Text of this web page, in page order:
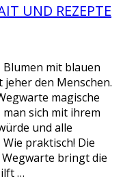
UND REZEPTE
mit blauen
den Menschen.
magische
sich mit ihrem
und alle
praktisch! Die
bringt die
…